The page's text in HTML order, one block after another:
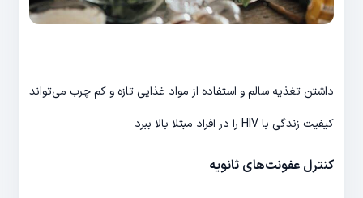
داشتن تغذیه سالم و استفاده از مواد غذایی تازه و کم چرب می‌تواند
کیفیت زندگی با HIV را در افراد مبتلا بالا ببرد
کنترل عفونت‌های ثانویه